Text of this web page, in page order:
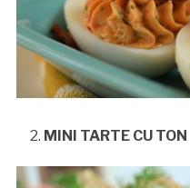
MINI TARTE CU TON